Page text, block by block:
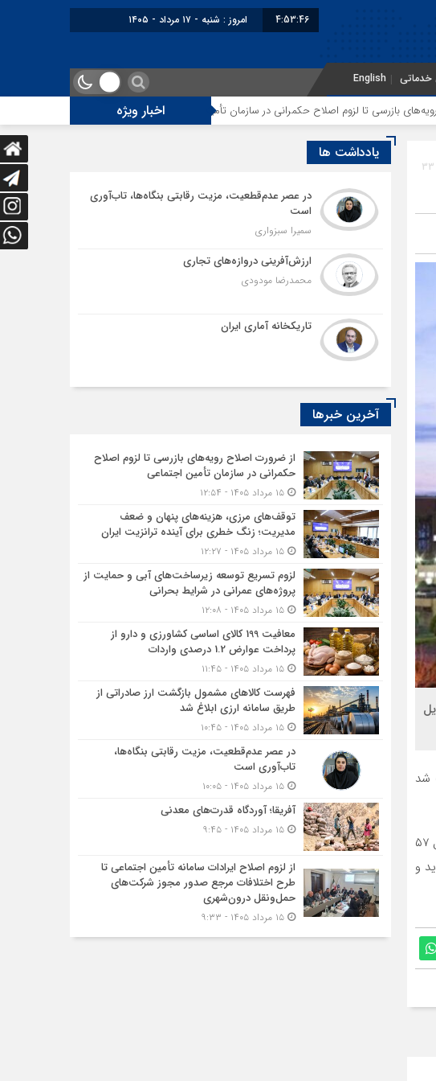
4:53:46 امروز : شنبه - ۱۷ مرداد - ۱۴۰۵
خدماتی English
اخبار ویژه تا لزوم اصلاح حکمرانی در سازمان تأمین اجتماعی توقف‌های مرزی، هزینه‌های پنهان و
33
تحویل
شد
وی افزود: بیشترین سهم مصرف گاز طبیعی خراسان رضوی با رقمی بالغ بر هفت میلیارد و ۱۹۵ میلیون مترمکعب معادل ۵۷
خانگی جدید و
یادداشت ها
در عصر عدم‌قطعیت، مزیت رقابتی بنگاه‌ها، تاب‌آوری
است
سمیرا سبزواری
ارزش‌آفرینی دروازه‌های تجاری
محمدرضا مودودی
تاریکخانه آماری ایران
آخرین خبرها
از ضرورت اصلاح رویه‌های بازرسی تا لزوم اصلاح
حکمرانی در سازمان تأمین اجتماعی
۱۵ مرداد ۱۴۰۵ - ۱۲:۵۴
توقف‌های مرزی، هزینه‌های پنهان و ضعف
مدیریت؛ زنگ خطری برای آینده ترانزیت ایران
۱۵ مرداد ۱۴۰۵ - ۱۲:۲۷
لزوم تسریع توسعه زیرساخت‌های آبی و حمایت از
پروژه‌های عمرانی در شرایط بحرانی
۱۵ مرداد ۱۴۰۵ - ۱۲:۰۸
معافیت 199 کالای اساسی کشاورزی و دارو از
پرداخت عوارض 1.2 درصدی واردات
۱۵ مرداد ۱۴۰۵ - ۱۱:۴۵
فهرست کالاهای مشمول بازگشت ارز صادراتی از
طریق سامانه ارزی ابلاغ شد
۱۵ مرداد ۱۴۰۵ - ۱۰:۴۵
در عصر عدم‌قطعیت، مزیت رقابتی بنگاه‌ها،
تاب‌آوری است
۱۵ مرداد ۱۴۰۵ - ۱۰:۰۵
آفریقا؛ آوردگاه قدرت‌های معدنی
۱۵ مرداد ۱۴۰۵ - ۹:۴۵
از لزوم اصلاح ایرادات سامانه تأمین اجتماعی تا
طرح اختلافات مرجع صدور مجوز شرکت‌های
حمل‌ونقل درون‌شهری
۱۵ مرداد ۱۴۰۵ - ۹:۳۳